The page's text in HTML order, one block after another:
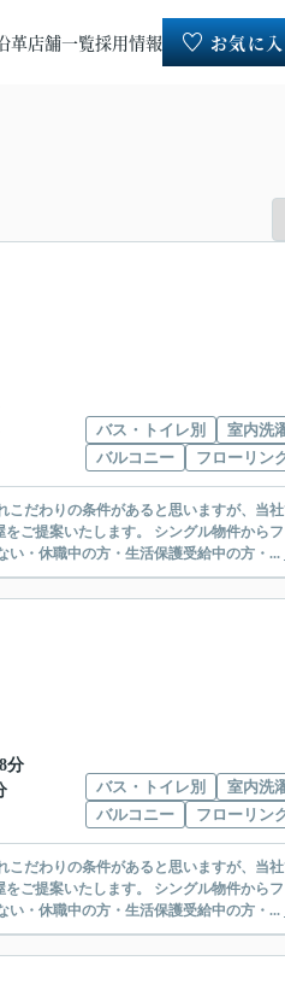
革店舗一覧採用情報 お気に
バス・トイレ別 室内洗
バルコニー
フローリン
らファミリー物件まで、他には
ない・緊急連絡先がいない・休職中の方・生活保護受給中の方・...
分
バス・トイレ別 室内洗
バルコニー
フローリン
らファミリー物件まで、他には
ない・緊急連絡先がいない・休職中の方・生活保護受給中の方・...